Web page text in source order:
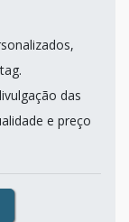
das
e preço